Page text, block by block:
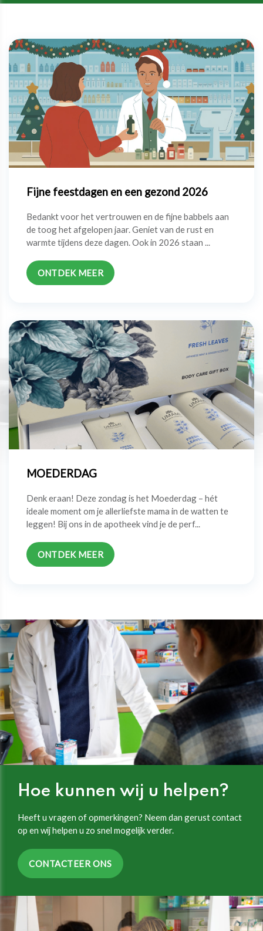
Fijne feestdagen en een gezond 2026
Bedankt voor het vertrouwen en de fijne babbels aan
de toog het afgelopen jaar. Geniet van de rust en
warmte tijdens deze dagen. Ook in 2026 staan ...
ONTDEK MEER
MOEDERDAG
Denk eraan! Deze zondag is het Moederdag – hét
ideale moment om je allerliefste mama in de watten te
leggen! Bij ons in de apotheek vind je de perf...
ONTDEK MEER
Hoe kunnen wij u helpen?
Heeft u vragen of opmerkingen? Neem dan gerust contact
op en wij helpen u zo snel mogelijk verder.
CONTACTEER ONS